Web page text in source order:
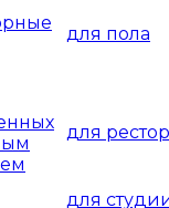
для пола
для
для